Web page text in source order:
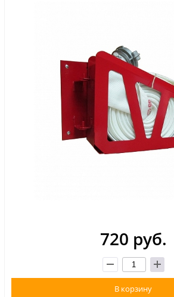
720 руб.
В корзину